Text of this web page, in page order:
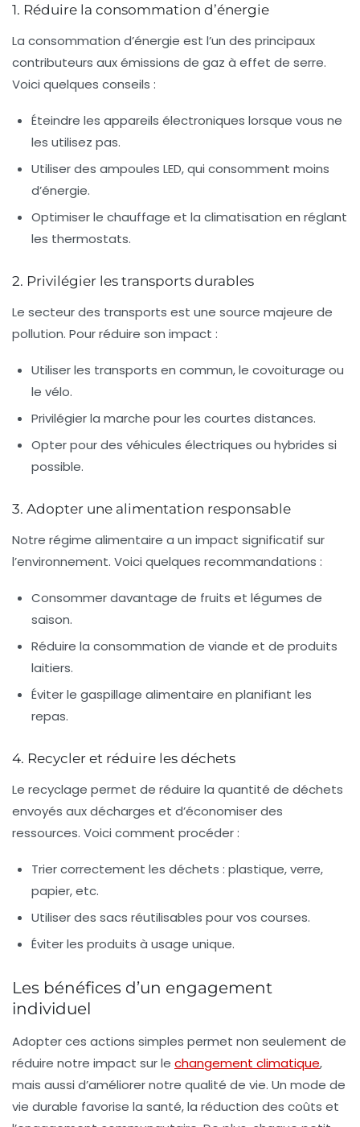
1. Réduire la consommation d’énergie
La consommation d’énergie est l’un des principaux
contributeurs aux émissions de gaz à effet de serre.
Voici quelques conseils :
Éteindre les appareils électroniques lorsque vous ne
les utilisez pas.
Utiliser des ampoules LED, qui consomment moins
d’énergie.
Optimiser le chauffage et la climatisation en réglant
les thermostats.
2. Privilégier les transports durables
Le secteur des transports est une source majeure de
pollution. Pour réduire son impact :
Utiliser les transports en commun, le covoiturage ou
le vélo.
Privilégier la marche pour les courtes distances.
Opter pour des véhicules électriques ou hybrides si
possible.
3. Adopter une alimentation responsable
Notre régime alimentaire a un impact significatif sur
l’environnement. Voici quelques recommandations :
Consommer davantage de fruits et légumes de
saison.
Réduire la consommation de viande et de produits
laitiers.
Éviter le gaspillage alimentaire en planifiant les
repas.
4. Recycler et réduire les déchets
Le recyclage permet de réduire la quantité de déchets
envoyés aux décharges et d’économiser des
ressources. Voici comment procéder :
Trier correctement les déchets : plastique, verre,
papier, etc.
Utiliser des sacs réutilisables pour vos courses.
Éviter les produits à usage unique.
Les bénéfices d’un engagement
individuel
Adopter ces actions simples permet non seulement de
réduire notre impact sur le changement climatique,
mais aussi d’améliorer notre qualité de vie. Un mode de
vie durable favorise la santé, la réduction des coûts et